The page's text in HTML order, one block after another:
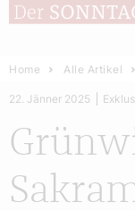
Home Alle Artikel
22. Jänner 2025